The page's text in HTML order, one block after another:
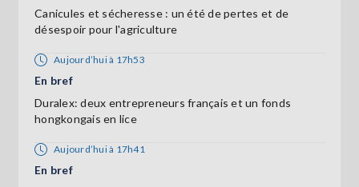
Canicules et sécheresse : un été de pertes et de
désespoir pour l'agriculture
Aujourd’hui à 17h53
En bref
Duralex: deux entrepreneurs français et un fonds
hongkongais en lice
Aujourd’hui à 17h41
En bref